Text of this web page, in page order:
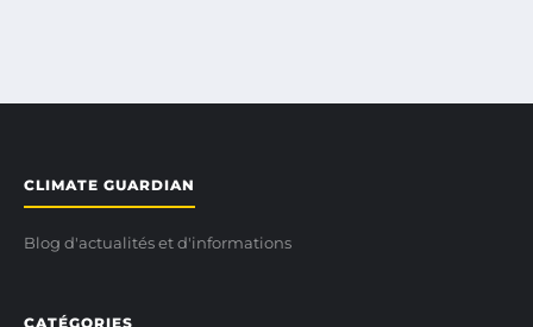
CLIMATE GUARDIAN
Blog d'actualités et d'informations
CATÉGORIES